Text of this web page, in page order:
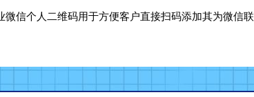
信个人二维码用于方便客户直接扫码添加其为微信联